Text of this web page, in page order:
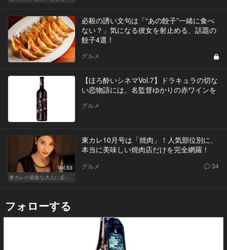
必殺の誘い文句は「“あの餃子”一緒に食べ
ない？」気になる彼女を射止める、話題の
餃子4選！
グルメ
【ほろ酔いシネマVol.7】ドラキュラの切な
い恋物語には、名監督ゆかりの赤ワインを
グルメ
Vol.53
東カレ10月号は「焼肉」！人気部位別に、
本当に美味しい焼肉店だけを完全網羅！
グルメ 34
フォローする